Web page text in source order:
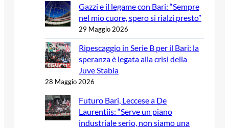
Gazzi e il legame con Bari: “Sempre
nel mio cuore, spero si rialzi presto”
29 Maggio 2026
Ripescaggio in Serie B per il Bari: la
speranza è legata alla crisi della
Juve Stabia
28 Maggio 2026
Futuro Bari, Leccese a De
Laurentiis: “Serve un piano
industriale serio, non siamo una